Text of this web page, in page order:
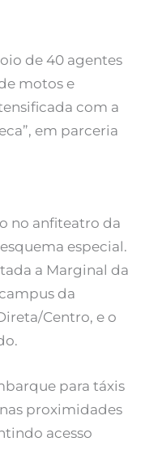
de 40 agentes
motos e
com a
em parceria
no anfiteatro da
especial.
a Marginal da
da
Centro, e o
para táxis
proximidades
acesso